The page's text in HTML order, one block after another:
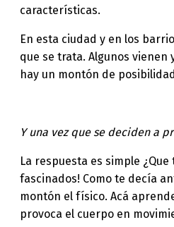
características.
En esta ciudad y en los
que se trata. Algunos vienen
hay un montón de
Y una vez que se deciden a
La respuesta es simple
fascinados! Como te decía
montón el físico. Acá
provoca el cuerpo en